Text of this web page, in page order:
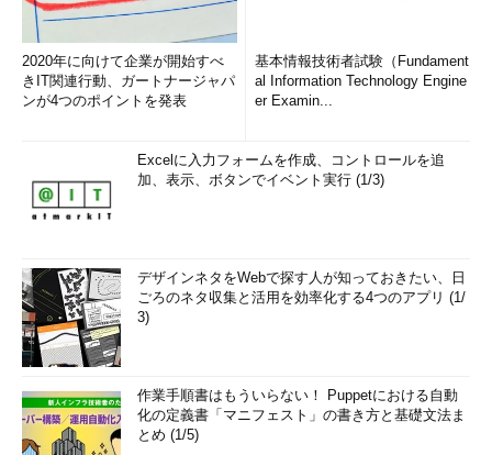
2020年に向けて企業が開始すべ
きIT関連行動、ガートナージャパ
ンが4つのポイントを発表
基本情報技術者試験（Fundament
al Information Technology Engine
er Examin...
Excelに入力フォームを作成、コントロールを追
加、表示、ボタンでイベント実行 (1/3)
デザインネタをWebで探す人が知っておきたい、日
ごろのネタ収集と活用を効率化する4つのアプリ (1/
3)
作業手順書はもういらない！ Puppetにおける自動
化の定義書「マニフェスト」の書き方と基礎文法ま
とめ (1/5)